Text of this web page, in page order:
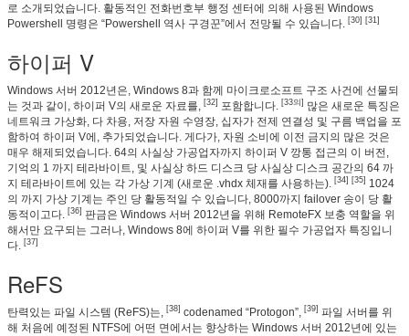
로 소개되었습니다. 활동적인 전화번호부 행정 센터에 의해 사용된 Windows
Powershell 명령은 “Powershell 역사 구경꾼”에서 전망될 수 있습니다. [30] [31]
하이퍼 V
Windows 서버 2012년은, Windows 8과 함께 마이크로소프트 구조 사건에 선물되
는 것과 같이, 하이퍼 V의 새로운 자료를, [32] 포함합니다. [33의] 많은 새로운 특징은
네트워크 가상화, 다 차용, 저장 자원 수영장, 십자가 전제 연결성 및 구름 백업을 포
함하여 하이퍼 V에, 추가되었습니다. 게다가, 자원 소비에 이전 금지의 많은 것은
매우 해제되었습니다. 64의 사실상 가공업자까지 하이퍼 V 깡통 접근의 이 버전,
기억의 1 까지 테라바이트, 및 사실상 하드 디스크 당 사실상 디스크 공간의 64 까
지 테라바이트에 있는 각 가상 기계 (새로운 .vhdx 체재를 사용하는). [34] [35] 1024
의 까지 가상 기계는 주인 당 활동적일 수 있습니다, 8000까지 failover 송이 당 활
동적이고다. [36] 판금은 Windows 서버 2012년을 위해 RemoteFX 보충 역할을 위
해서만 요구되는 그러나, Windows 8에 하이퍼 V를 위한 필수 가공업자 특징입니
다. [37]
ReFS
탄력있는 파일 시스템 (ReFS)는, [38] codenamed “Protogon”, [39] 파일 서버를 위
해 처음에 예정된 NTFS에 어떤 면에서는 향상하는 Windows 서버 2012년에 있는